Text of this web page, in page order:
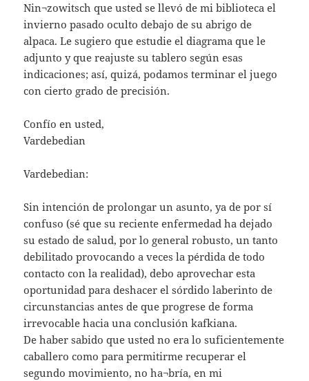
Nin¬zowitsch que usted se llevó de mi biblioteca el
invierno pasado oculto debajo de su abrigo de
alpaca. Le sugiero que estudie el diagrama que le
adjunto y que reajuste su tablero según esas
indicaciones; así, quizá, podamos terminar el juego
con cierto grado de precisión.
Confío en usted,
Vardebedian
Vardebedian:
Sin intención de prolongar un asunto, ya de por sí
confuso (sé que su reciente enfermedad ha dejado
su estado de salud, por lo general robusto, un tanto
debilitado provocando a veces la pérdida de todo
contacto con la realidad), debo aprovechar esta
oportunidad para deshacer el sórdido laberinto de
circunstancias antes de que progrese de forma
irrevocable hacia una conclusión kafkiana.
De haber sabido que usted no era lo suficientemente
caballero como para permitirme recuperar el
segundo movimiento, no ha¬bría, en mi